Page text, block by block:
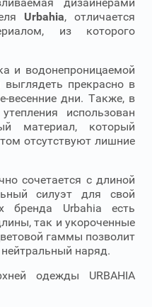
Urbahia, отличается
из которого
и водонепроницаемой
прекрасно в
весенние дни. Также, в
использован
материал, который
отсутствуют лишние
сочетается с длиной
силуэт для свой
бренда Urbahia есть
так и укороченные
гаммы позволит
наряд.
одежды URBAHIA